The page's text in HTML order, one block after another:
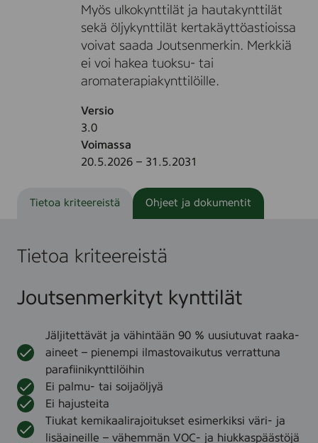
Myös ulkokynttilät ja hautakynttilät
sekä öljykynttilät kertakäyttöastioissa
voivat saada Joutsenmerkin. Merkkiä
ei voi hakea tuoksu- tai
aromaterapiakynttilöille.
Versio
3.0
Voimassa
20.5.2026 – 31.5.2031
Tietoa kriteereistä Ohjeet ja dokumentit
Tietoa kriteereistä
Joutsenmerkityt kynttilät
Jäljitettävät ja vähintään 90 % uusiutuvat raaka-
aineet – pienempi ilmastovaikutus verrattuna
parafiinikynttilöihin
Ei palmu- tai soijaöljyä
Ei hajusteita
Tiukat kemikaalirajoitukset esimerkiksi väri- ja
lisäaineille – vähemmän VOC- ja hiukkaspäästöjä